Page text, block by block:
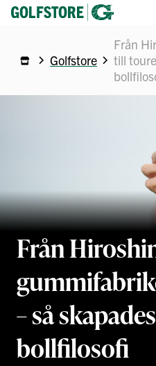
Golfstore
Från
till
Från
– så
bollfilosofi